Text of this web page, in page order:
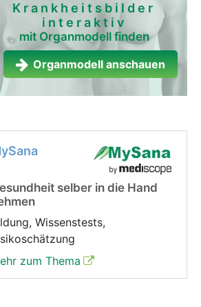
Krankheitsbilder
interaktiv
mit Organmodell finden
Organmodell anschauen
selber in die Hand
Wissenstests,
zum Thema